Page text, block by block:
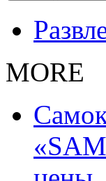
MORE